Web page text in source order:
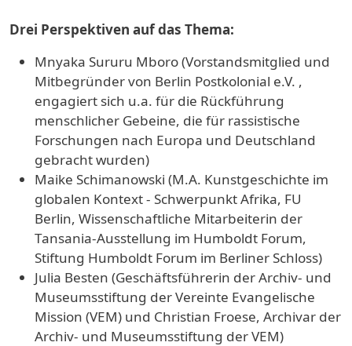
Drei Perspektiven auf das Thema:
Mnyaka Sururu Mboro (Vorstandsmitglied und
Mitbegründer von Berlin Postkolonial e.V. ,
engagiert sich u.a. für die Rückführung
menschlicher Gebeine, die für rassistische
Forschungen nach Europa und Deutschland
gebracht wurden)
Maike Schimanowski (M.A. Kunstgeschichte im
globalen Kontext - Schwerpunkt Afrika, FU
Berlin, Wissenschaftliche Mitarbeiterin der
Tansania-Ausstellung im Humboldt Forum,
Stiftung Humboldt Forum im Berliner Schloss)
Julia Besten (Geschäftsführerin der Archiv- und
Museumsstiftung der Vereinte Evangelische
Mission (VEM) und Christian Froese, Archivar der
Archiv- und Museumsstiftung der VEM)